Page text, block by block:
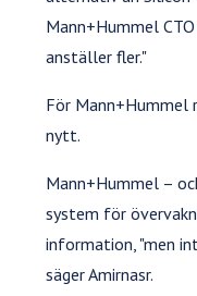
Mann+Hummel CTO
anställer fler."
För Mann+Hummel
nytt.
Mann+Hummel –
system för
information, "men
säger Amirnasr.